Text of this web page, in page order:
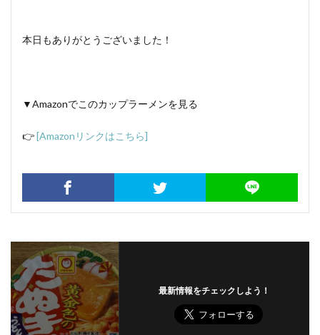
本日もありがとうございました！
▼Amazonでこのカップラーメンを見る
👉[Amazonリンクはこちら]
最新情報をチェックしよう！